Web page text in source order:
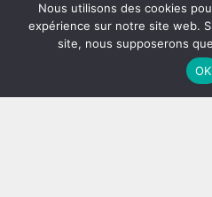
Nous utilisons des cookies
expérience sur notre site web.
site, nous supposerons
OK